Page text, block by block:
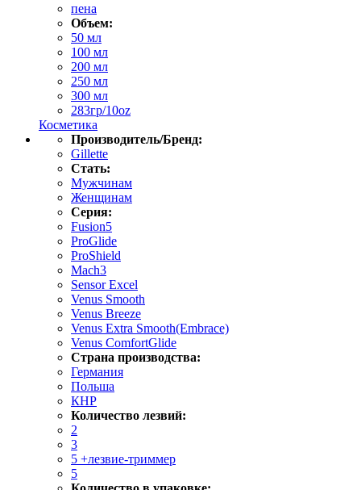
пена
Объем:
50 мл
100 мл
200 мл
250 мл
300 мл
283гр/10oz
Косметика
Производитель/Бренд:
Gillette
Стать:
Мужчинам
Женщинам
Серия:
Fusion5
ProGlide
ProShield
Mach3
Sensor Excel
Venus Smooth
Venus Breeze
Venus Extra Smooth(Embrace)
Venus ComfortGlide
Страна производства:
Германия
Польша
КНР
Количество лезвий:
2
3
5 +лезвие-триммер
5